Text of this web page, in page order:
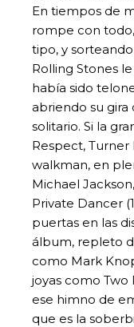
En tiempos de
rompe con
tipo, y
Rolling Stones
había sido
abriendo su gira
solitario. Si la
Respect, Turner
walkman, en
Michael
Private Dancer
puertas en las
álbum, repleto
como Mark
joyas como
ese himno de
que es la